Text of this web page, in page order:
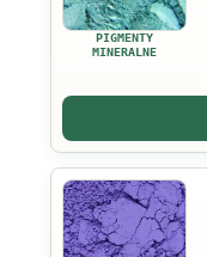
PIGMENTY
MINERALNE
wariantów.
Opcje
na
stronie
produktu
Ten
produkt
ma